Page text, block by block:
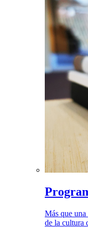
Más que
de la cultura